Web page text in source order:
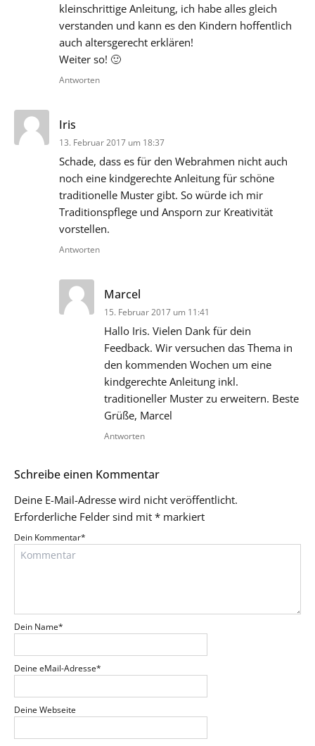
kleinschrittige Anleitung, ich habe alles gleich
verstanden und kann es den Kindern hoffentlich
auch altersgerecht erklären!
Weiter so! 🙂
Antworten
Iris
13. Februar 2017 um 18:37
Schade, dass es für den Webrahmen nicht auch
noch eine kindgerechte Anleitung für schöne
traditionelle Muster gibt. So würde ich mir
Traditionspflege und Ansporn zur Kreativität
vorstellen.
Antworten
Marcel
15. Februar 2017 um 11:41
Hallo Iris. Vielen Dank für dein
Feedback. Wir versuchen das Thema in
den kommenden Wochen um eine
kindgerechte Anleitung inkl.
traditioneller Muster zu erweitern. Beste
Grüße, Marcel
Antworten
Schreibe einen Kommentar
Deine E-Mail-Adresse wird nicht veröffentlicht.
Erforderliche Felder sind mit * markiert
Dein Kommentar*
Dein Name*
Deine eMail-Adresse*
Deine Webseite